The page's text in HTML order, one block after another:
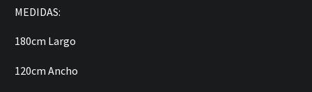
MEDIDAS:
180cm Largo
120cm Ancho